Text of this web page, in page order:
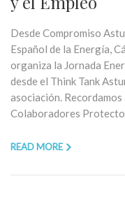
Desde Compromiso
Español de la Energía,
organiza la Jornada
desde el Think Tank
asociación.
Colaboradores
READ MORE